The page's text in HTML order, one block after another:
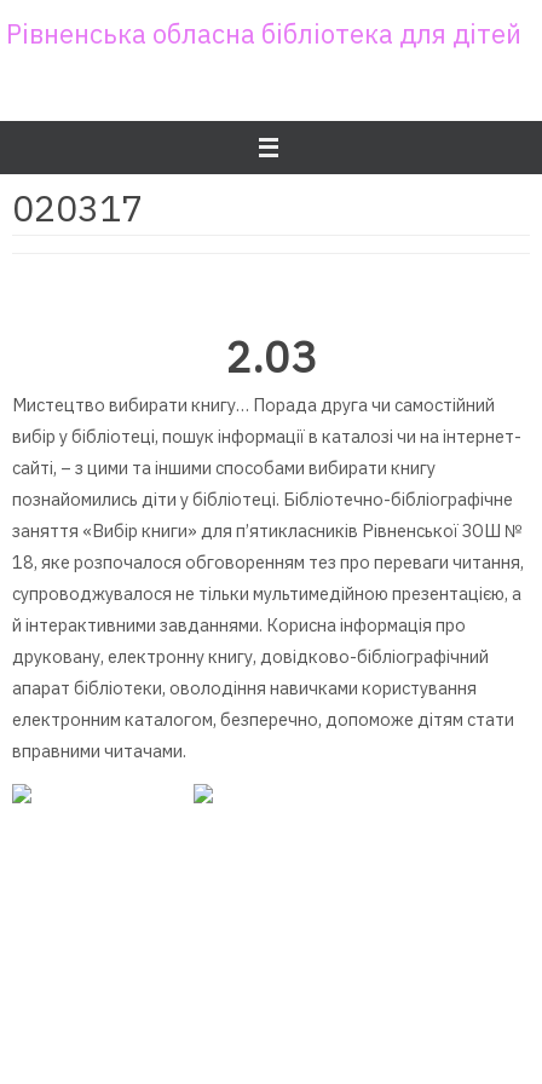
toРівненська обласна бібліотека для дітей
020317
2.03
Мистецтво вибирати книгу… Порада друга чи самостійний
вибір у бібліотеці, пошук інформації в каталозі чи на інтернет-
сайті, – з цими та іншими способами вибирати книгу
познайомились діти у бібліотеці. Бібліотечно-бібліографічне
заняття «Вибір книги» для п’ятикласників Рівненської ЗОШ №
18, яке розпочалося обговоренням тез про переваги читання,
супроводжувалося не тільки мультимедійною презентацією, а
й інтерактивними завданнями. Корисна інформація про
друковану, електронну книгу, довідково-бібліографічний
апарат бібліотеки, оволодіння навичками користування
електронним каталогом, безперечно, допоможе дітям стати
вправними читачами.